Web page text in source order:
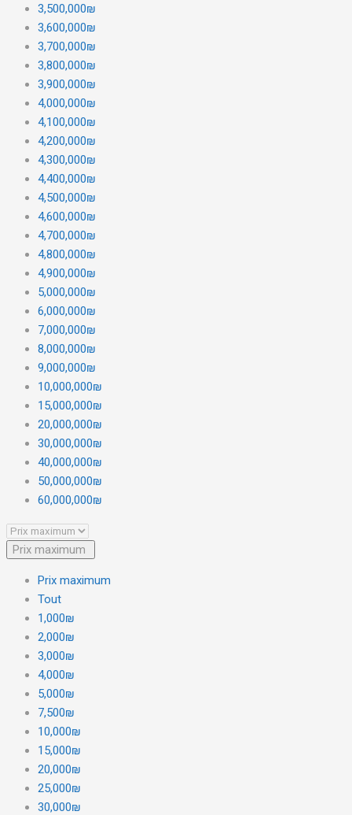
3,500,000₪
3,600,000₪
3,700,000₪
3,800,000₪
3,900,000₪
4,000,000₪
4,100,000₪
4,200,000₪
4,300,000₪
4,400,000₪
4,500,000₪
4,600,000₪
4,700,000₪
4,800,000₪
4,900,000₪
5,000,000₪
6,000,000₪
7,000,000₪
8,000,000₪
9,000,000₪
10,000,000₪
15,000,000₪
20,000,000₪
30,000,000₪
40,000,000₪
50,000,000₪
60,000,000₪
Prix maximum
Prix maximum
Tout
1,000₪
2,000₪
3,000₪
4,000₪
5,000₪
7,500₪
10,000₪
15,000₪
20,000₪
25,000₪
30,000₪